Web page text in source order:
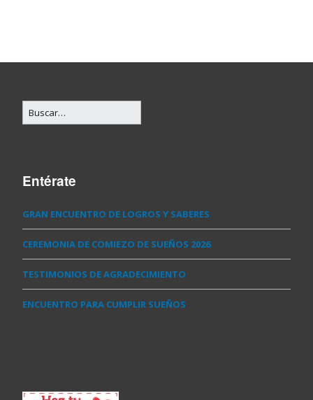
Entérate
GRAN ENCUENTRO DE LOGROS Y SABERES
CEREMONIA DE COMIEZO DE SUEÑOS 2026
TESTIMONIOS DE AGRADECIMIENTO
ENCUENTRO PARA CUMPLIR SUEÑOS